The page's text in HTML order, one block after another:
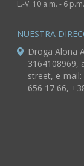
L.-V. 10 a.m. - 6
NUESTRA
Droga Alona
3164108969,
street, e-mail:
656 17 66,